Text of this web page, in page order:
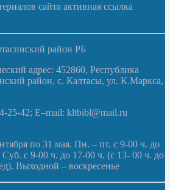
сайта активная ссылка
район РБ
адрес: 452860, Республика
район, с. Калтасы, ул. К.Маркса,
25-42; E–mail: kltbibl@mail.ru
по 31 мая. Пн. – пт. с 9-00 ч. до
с 9-00 ч. до 17-00 ч. (с 13- 00 ч. до
Выходной – воскресенье